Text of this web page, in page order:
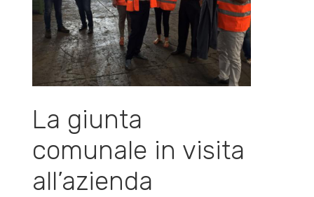
La giunta
comunale in visita
all’azienda